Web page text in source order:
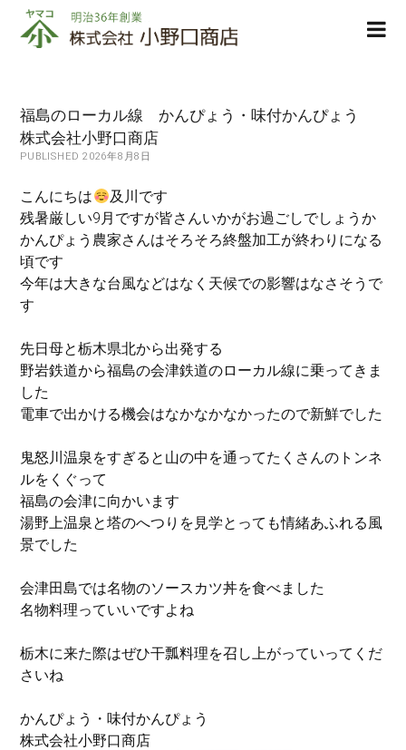
株
式
小
野
口
店
福島のローカル線 かんぴょう・味付かんぴょう
株式会社小野口商店
PUBLISHED 2026年8月8日
こんにちは
及川です
残暑厳しい9月ですが皆さんいかがお過ごしでしょうか
かんぴょう農家さんはそろそろ終盤加工が終わりになる
頃です
今年は大きな台風などはなく天候での影響はなさそうで
す
先日母と栃木県北から出発する
野岩鉄道から福島の会津鉄道のローカル線に乗ってきま
した
電車で出かける機会はなかなかなかったので新鮮でした
鬼怒川温泉をすぎると山の中を通ってたくさんのトンネ
ルをくぐって
福島の会津に向かいます
湯野上温泉と塔のへつりを見学とっても情緒あふれる風
景でした
会津田島では名物のソースカツ丼を食べました
名物料理っていいですよね
栃木に来た際はぜひ干瓢料理を召し上がっていってくだ
さいね
かんぴょう・味付かんぴょう
株式会社小野口商店